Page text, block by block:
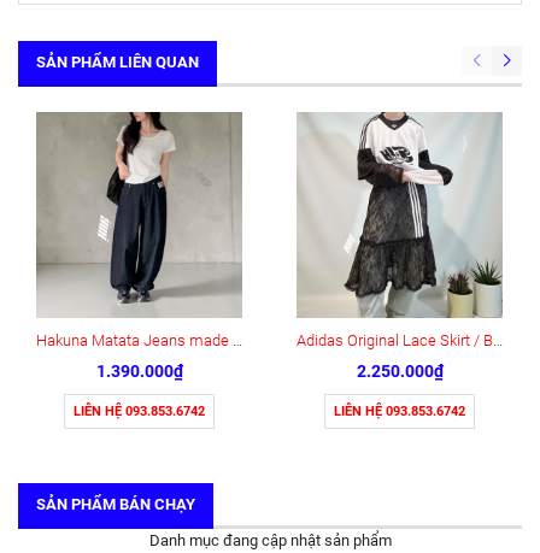
SẢN PHẨM LIÊN QUAN
Hakuna Matata Jeans made in korea
1.390.000₫
LIÊN HỆ 093.853.6742
Adidas Original Lace Skirt / Black ( KD2289 )
2.250.000₫
LIÊN HỆ 093.853.6742
SẢN PHẨM BÁN CHẠY
Danh mục đang cập nhật sản phẩm